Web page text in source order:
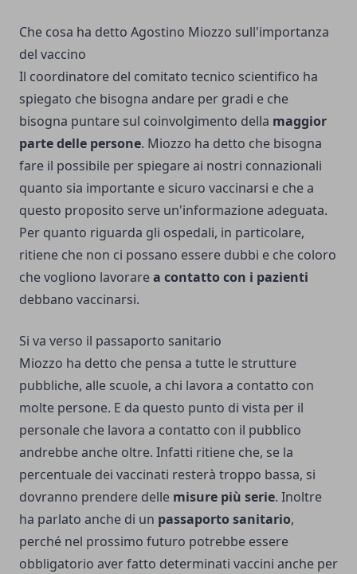
Che cosa ha detto Agostino Miozzo sull'importanza
del vaccino
Il coordinatore del comitato tecnico scientifico ha
spiegato che bisogna andare per gradi e che
bisogna puntare sul coinvolgimento della maggior
parte delle persone. Miozzo ha detto che bisogna
fare il possibile per spiegare ai nostri connazionali
quanto sia importante e sicuro vaccinarsi e che a
questo proposito serve un'informazione adeguata.
Per quanto riguarda gli ospedali, in particolare,
ritiene che non ci possano essere dubbi e che coloro
che vogliono lavorarea contatto con i pazienti
debbano vaccinarsi.
Si va verso il passaporto sanitario
Miozzo ha detto che pensa a tutte le strutture
pubbliche, alle scuole, a chi lavora a contatto con
molte persone. E da questo punto di vista per il
personale che lavora a contatto con il pubblico
andrebbe anche oltre. Infatti ritiene che, se la
percentuale dei vaccinati resterà troppo bassa, si
dovranno prendere delle misure più serie. Inoltre
ha parlato anche di un passaporto sanitario,
perché nel prossimo futuro potrebbe essere
obbligatorio aver fatto determinati vaccini anche per